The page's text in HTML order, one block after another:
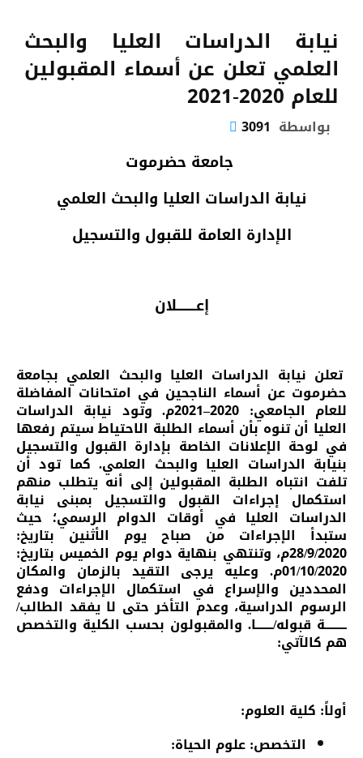
نيابة الدراسات العليا والبحث
العلمي تعلن عن أسماء المقبولين
للعام 2020-2021
بواسطة 3091
جامعة حضرموت
نيابة الدراسات العليا والبحث العلمي
الإدارة العامة للقبول والتسجيل
إعــــــــلان
تعلن نيابة الدراسات العليا والبحث العلمي بجامعة
حضرموت عن أسماء الناجحين في امتحانات المفاضلة
للعام الجامعي: 2020
–
2021م. وتود نيابة الدراسات
العليا أن تنوه بأن أسماء الطلبة الاحتياط سيتم رفعها
في لوحة الإعلانات الخاصة بإدارة القبول والتسجيل
بنيابة الدراسات العليا والبحث العلمي. كما تود أن
تلفت انتباه الطلبة المقبولين إلى أنه يتطلب منهم
استكمال إجراءات القبول والتسجيل بمبنى نيابة
الدراسات العليا في أوقات الدوام الرسمي؛ حيث
ستبدأ الإجراءات من صباح يوم الأثنين بتاريخ:
28/9/2020م، وتنتهي بنهاية دوام يوم الخميس بتاريخ:
01/10/2020م. وعليه يرجى التقيد بالزمان والمكان
المحددين والإسراع في استكمال الإجراءات ودفع
الرسوم الدراسية، وعدم التأخر حتى لا يفقد الطالب/
ـــــــــة قبوله/ـــــــا. والمقبولون بحسب الكلية والتخصص
هم كالآتي:
أولاً: كلية العلوم:
التخصص: علوم الحياة: